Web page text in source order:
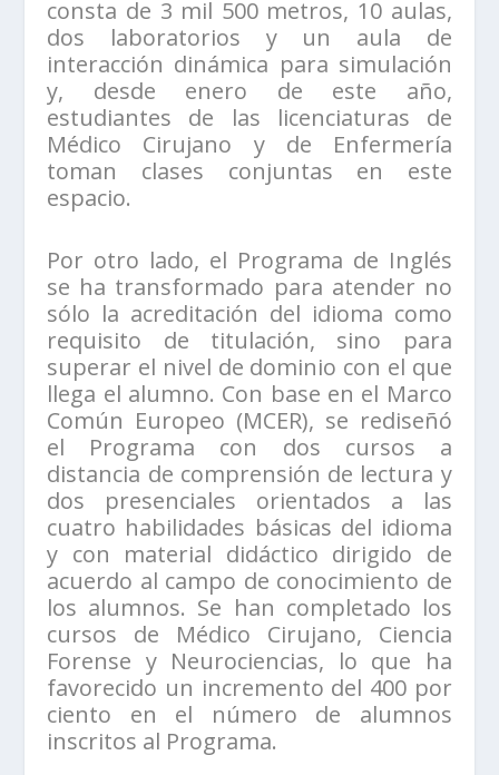
consta de 3 mil 500 metros, 10 aulas,
dos laboratorios y un aula de
interacción dinámica para simulación
y, desde enero de este año,
estudiantes de las licenciaturas de
Médico Cirujano y de Enfermería
toman clases conjuntas en este
espacio.
Por otro lado, el Programa de Inglés
se ha transformado para atender no
sólo la acreditación del idioma como
requisito de titulación, sino para
superar el nivel de dominio con el que
llega el alumno. Con base en el Marco
Común Europeo (MCER), se rediseñó
el Programa con dos cursos a
distancia de comprensión de lectura y
dos presenciales orientados a las
cuatro habilidades básicas del idioma
y con material didáctico dirigido de
acuerdo al campo de conocimiento de
los alumnos. Se han completado los
cursos de Médico Cirujano, Ciencia
Forense y Neurociencias, lo que ha
favorecido un incremento del 400 por
ciento en el número de alumnos
inscritos al Programa.